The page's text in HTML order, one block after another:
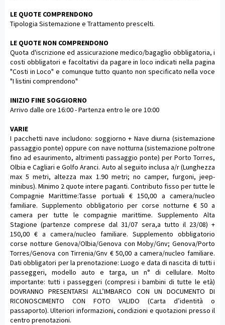
LE QUOTE COMPRENDONO
Tipologia Sistemazione e Trattamento prescelti.
LE QUOTE NON COMPRENDONO
Quota d'iscrizione ed assicurazione medico/bagaglio obbligatoria, i
costi obbligatori e facoltativi da pagare in loco indicati nella pagina
"Costi in Loco" e comunque tutto quanto non specificato nella voce
"I listini comprendono"
INIZIO FINE SOGGIORNO
Arrivo dalle ore 16:00 - Partenza entro le ore 10:00
VARIE
I pacchetti nave includono: soggiorno + Nave diurna (sistemazione
passaggio ponte) oppure con nave notturna (sistemazione poltrone
fino ad esaurimento, altrimenti passaggio ponte) per Porto Torres,
Olbia e Cagliari e Golfo Aranci. Auto al seguito inclusa a/r (Lunghezza
max 5 metri, altezza max 1.90 metri; no camper, furgoni, jeep-
minibus). Minimo 2 quote intere paganti. Contributo fisso per tutte le
Compagnie Marittime:Tasse portuali € 150,00 a camera/nucleo
familiare. Supplemento obbligatorio per corse notturne € 50 a
camera per tutte le compagnie marittime. Supplemento Alta
Stagione (partenze comprese dal 31/07 sera,a tutto il 23/08) +
150,00 € a camera/nucleo familiare. Supplemento obbligatorio
corse notture Genova/Olbia/Genova con Moby/Gnv; Genova/Porto
Torres/Genova con Tirrenia/Gnv € 50,00 a camera/nucleo familiare.
Dati obbligatori per la prenotazione: Luogo e data di nascita di tutti i
passeggeri, modello auto e targa, un n° di cellulare. Molto
importante: tutti i passeggeri (compresi i bambini di tutte le età)
DOVRANNO PRESENTARSI ALL’IMBARCO CON UN DOCUMENTO DI
RICONOSCIMENTO CON FOTO VALIDO (Carta d’identità o
passaporto). Ulteriori informazioni, condizioni e quotazioni presso il
centro prenotazioni.